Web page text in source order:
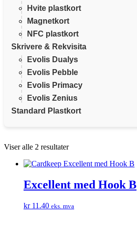
Hvite plastkort
Magnetkort
NFC plastkort
Skrivere & Rekvisita
Evolis Dualys
Evolis Pebble
Evolis Primacy
Evolis Zenius
Standard Plastkort
Viser alle 2 resultater
Excellent med Hook B
kr11.40 eks. mva